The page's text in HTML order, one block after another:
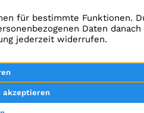
Widerrufsbelehrung